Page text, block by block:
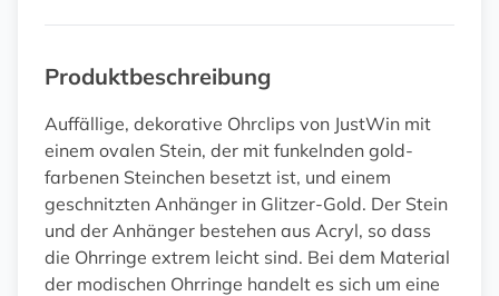
Produktbeschreibung
Auffällige, dekorative Ohrclips von JustWin mit
einem ovalen Stein, der mit funkelnden gold-
farbenen Steinchen besetzt ist, und einem
geschnitzten Anhänger in Glitzer-Gold. Der Stein
und der Anhänger bestehen aus Acryl, so dass
die Ohrringe extrem leicht sind. Bei dem Material
der modischen Ohrringe handelt es sich um eine